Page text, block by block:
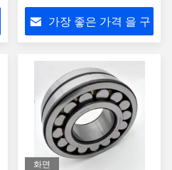
* 31
가장 좋은 가격 을 구
화면